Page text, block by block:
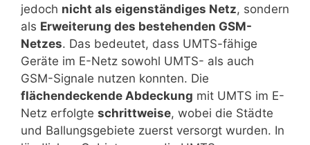
jedoch nicht als eigenständiges Netz, sondern
als Erweiterung des bestehenden GSM-
Netzes. Das bedeutet, dass UMTS-fähige
Geräte im E-Netz sowohl UMTS- als auch
GSM-Signale nutzen konnten. Die
flächendeckende Abdeckung mit UMTS im E-
Netz erfolgte schrittweise, wobei die Städte
und Ballungsgebiete zuerst versorgt wurden. In